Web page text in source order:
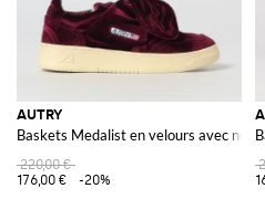
AUTRY
Baskets Medalist en velours avec
220,00 €
176,00 €
-20%